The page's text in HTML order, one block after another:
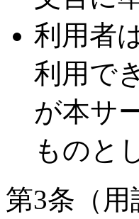
利用者
利用で
が本サ
ものと
第3条（用